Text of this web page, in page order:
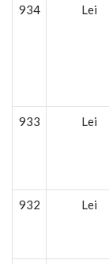
934 Lei
933 Lei
932 Lei